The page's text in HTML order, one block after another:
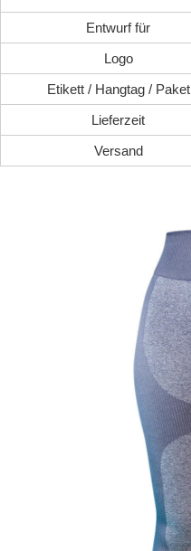
Entwurf für
Logo
Etikett / Hangtag / Paket
Lieferzeit
Versand